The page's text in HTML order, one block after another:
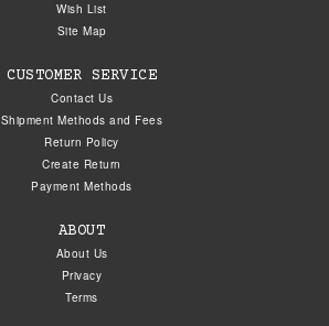
Wish List
Site Map
CUSTOMER SERVICE
Contact Us
Shipment Methods and Fees
Return Policy
Create Return
Payment Methods
ABOUT
About Us
Privacy
Terms